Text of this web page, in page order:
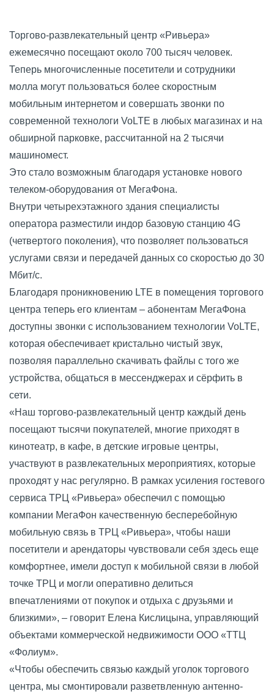
Торгово-развлекательный центр «Ривьера»
ежемесячно посещают около 700 тысяч человек.
Теперь многочисленные посетители и сотрудники
молла могут пользоваться более скоростным
мобильным интернетом и совершать звонки по
современной технологи VoLTE в любых магазинах и на
обширной парковке, рассчитанной на 2 тысячи
машиномест.
Это стало возможным благодаря установке нового
телеком-оборудования от МегаФона.
Внутри четырехэтажного здания специалисты
оператора разместили индор базовую станцию 4G
(четвертого поколения), что позволяет пользоваться
услугами связи и передачей данных со скоростью до 30
Мбит/с.
Благодаря проникновению LTE в помещения торгового
центра теперь его клиентам – абонентам МегаФона
доступны звонки с использованием технологии VoLTE,
которая обеспечивает кристально чистый звук,
позволяя параллельно скачивать файлы с того же
устройства, общаться в мессенджерах и сёрфить в
сети.
«Наш торгово-развлекательный центр каждый день
посещают тысячи покупателей, многие приходят в
кинотеатр, в кафе, в детские игровые центры,
участвуют в развлекательных мероприятиях, которые
проходят у нас регулярно. В рамках усиления гостевого
сервиса ТРЦ «Ривьера» обеспечил с помощью
компании МегаФон качественную бесперебойную
мобильную связь в ТРЦ «Ривьера», чтобы наши
посетители и арендаторы чувствовали себя здесь еще
комфортнее, имели доступ к мобильной связи в любой
точке ТРЦ и могли оперативно делиться
впечатлениями от покупок и отдыха с друзьями и
близкими», – говорит Елена Кислицына, управляющий
объектами коммерческой недвижимости ООО «ТТЦ
«Фолиум».
«Чтобы обеспечить связью каждый уголок торгового
центра, мы смонтировали разветвленную антенно-